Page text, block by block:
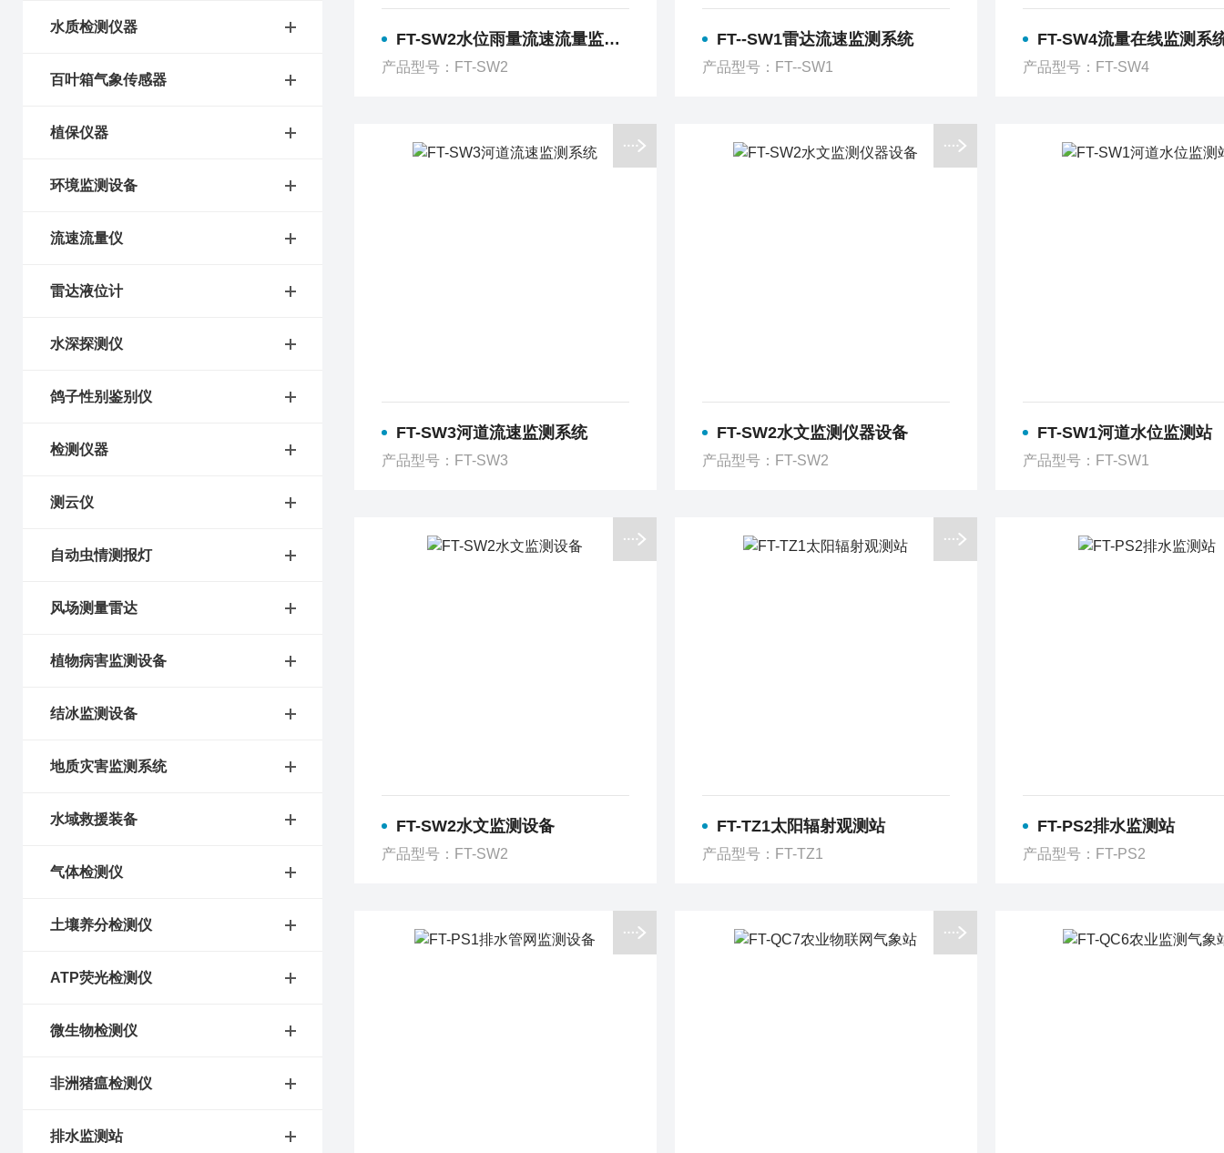
水质检测仪器
百叶箱气象传感器
植保仪器
环境监测设备
流速流量仪
雷达液位计
水深探测仪
鸽子性别鉴别仪
检测仪器
测云仪
自动虫情测报灯
风场测量雷达
植物病害监测设备
结冰监测设备
地质灾害监测系统
水域救援装备
气体检测仪
土壤养分检测仪
ATP荧光检测仪
微生物检测仪
非洲猪瘟检测仪
排水监测站
FT-SW2水位雨量流速流量监测仪
产品型号：FT-SW2
FT--SW1雷达流速监测系统
产品型号：FT--SW1
FT-SW4流量在线监测系
产品型号：FT-SW4
FT-SW3河道流速监测系统
产品型号：FT-SW3
FT-SW2水文监测仪器设备
产品型号：FT-SW2
FT-SW1河道水位监测站
产品型号：FT-SW1
FT-SW2水文监测设备
产品型号：FT-SW2
FT-TZ1太阳辐射观测站
产品型号：FT-TZ1
FT-PS2排水监测站
产品型号：FT-PS2